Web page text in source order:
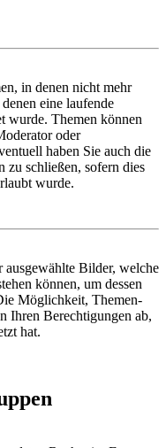
in denen nicht mehr
eine laufende
wurde. Themen können
oder
haben Sie auch die
zu schließen, sofern dies
wurde.
Bilder, welche
können, um dessen
Möglichkeit, Themen-
Ihren Berechtigungen ab,
hat.